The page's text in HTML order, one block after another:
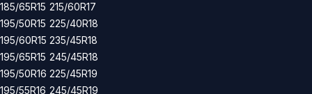
185/65R15
195/50R15
195/60R15
195/65R15
195/50R16
195/55R16
215/60R17
225/40R18
235/45R18
245/45R18
225/45R19
245/45R19